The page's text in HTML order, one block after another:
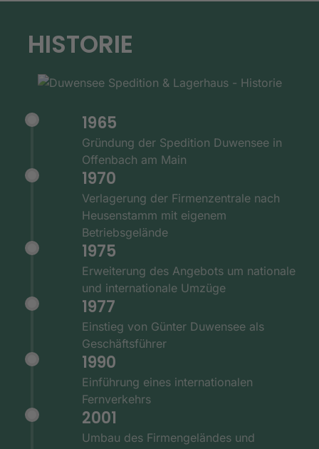
HISTORIE
1965
Gründung der Spedition Duwensee in
Offenbach am Main
1970
Verlagerung der Firmenzentrale nach
Heusenstamm mit eigenem
Betriebsgelände
1975
Erweiterung des Angebots um nationale
und internationale Umzüge
1977
Einstieg von Günter Duwensee als
Geschäftsführer
1990
Einführung eines internationalen
Fernverkehrs
2001
Umbau des Firmengeländes und